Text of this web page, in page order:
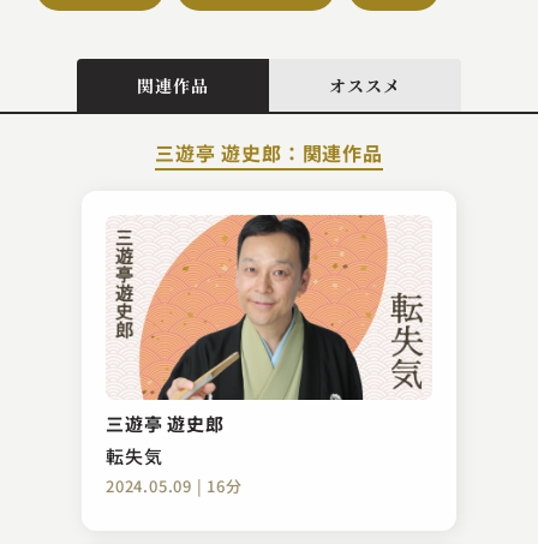
関連作品 オススメ
三遊亭 遊史郎：関連作品
三遊亭 遊史郎
転失気
2024.05.09 | 16分
柳家 小里ん
へっつい幽霊
2023.10.29 | 17分